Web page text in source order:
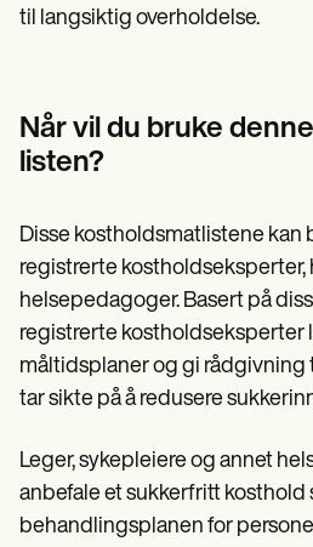
til langsiktig overholdelse.
Når vil du bruke
listen?
Disse kostholdsmatlistene kan
registrerte kostholdseksperter,
helsepedagoger. Basert på
registrerte kostholdseksperter
måltidsplaner og gi rådgivning
tar sikte på å redusere
Leger, sykepleiere og annet
anbefale et sukkerfritt kosthold
behandlingsplanen for